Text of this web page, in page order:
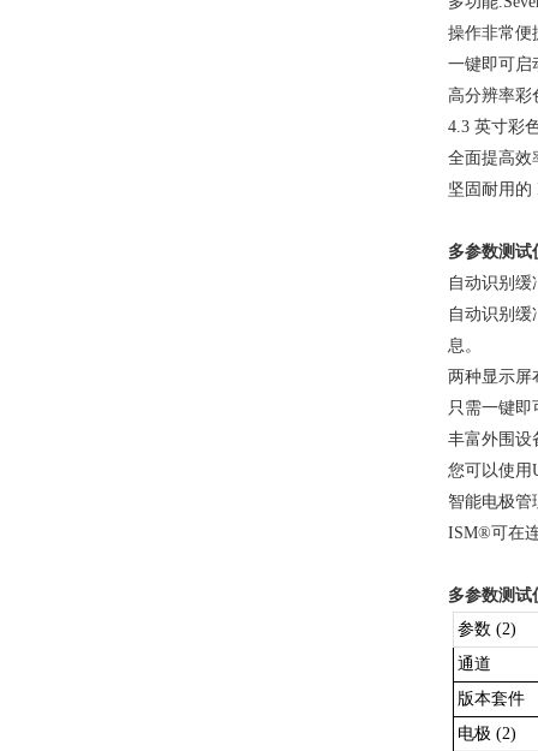
操作非常便
一键即可启
高分辨率彩
4.3 英寸彩
全面提高效
坚固耐用的
多参数测试
自动识别缓
自动识别
息。
两种显示屏
只需一键即
丰富外围设
您可以使用
智能电极管
ISM®可在
多参数测试
参数 (2)
通道
版本套件
电极 (2)